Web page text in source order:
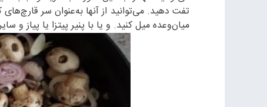
تفت دهید. می‌توانید از آنها به‌عنوان سر
میان‌وعده میل کنید. و یا با پنیر پیتزا یا پیاز و